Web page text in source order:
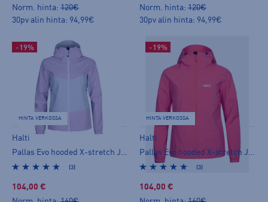
Norm. hinta: 120€
30pv alin hinta: 94,99€
Norm. hinta: 120€
30pv alin hinta: 94,99€
-19%
HINTA VERKOSSA
Halti
Pallas Evo hooded X-stretch Jacket W+ - naisten stretch-takki
(3)
104,00 €
-19%
HINTA VERKOSSA
Halti
Pallas Evo hooded X-stretch Jacket W+ - naisten stretch-takki
(3)
104,00 €